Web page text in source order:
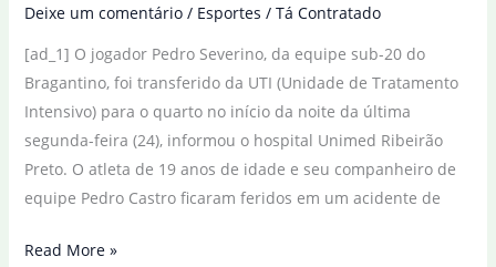
na
Espanha
Deixe um comentário / Esportes / Tá Contratado
[ad_1] O jogador Pedro Severino, da equipe sub-20 do
Bragantino, foi transferido da UTI (Unidade de Tratamento
Intensivo) para o quarto no início da noite da última
segunda-feira (24), informou o hospital Unimed Ribeirão
Preto. O atleta de 19 anos de idade e seu companheiro de
equipe Pedro Castro ficaram feridos em um acidente de
Jogador
Read More »